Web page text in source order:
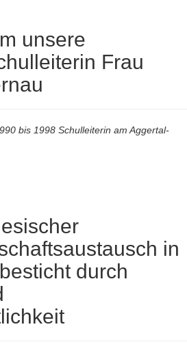
unsere
Frau
bis 1998 Schulleiterin am Aggertal-
in
durch